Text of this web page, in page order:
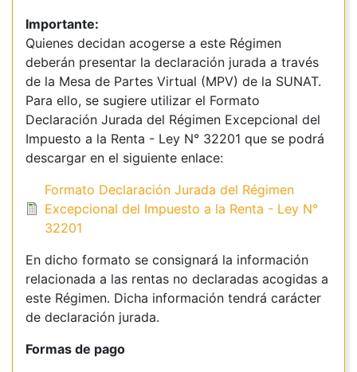
Importante:
Quienes decidan acogerse a este Régimen
deberán presentar la declaración jurada a través
de la Mesa de Partes Virtual (MPV) de la SUNAT.
Para ello, se sugiere utilizar el Formato
Declaración Jurada del Régimen Excepcional del
Impuesto a la Renta - Ley N° 32201 que se podrá
descargar en el siguiente enlace:
Formato Declaración Jurada del Régimen
Excepcional del Impuesto a la Renta - Ley N°
32201
En dicho formato se consignará la información
relacionada a las rentas no declaradas acogidas a
este Régimen. Dicha información tendrá carácter
de declaración jurada.
Formas de pago